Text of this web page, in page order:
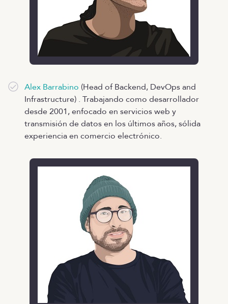
Alex Barrabino (Head of Backend, DevOps and
Infrastructure) . Trabajando como desarrollador
desde 2001, enfocado en servicios web y
transmisión de datos en los últimos años, sólida
experiencia en comercio electrónico.